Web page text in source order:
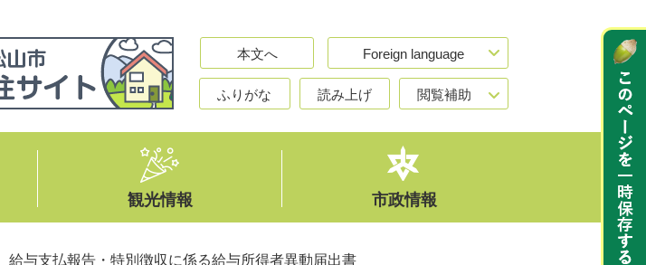
本文へ Foreign language
ふりがな 読み上げ 閲覧補助
観光情報 市政情報
給与支払報告・特別徴収に係る給与所得者異動届出書